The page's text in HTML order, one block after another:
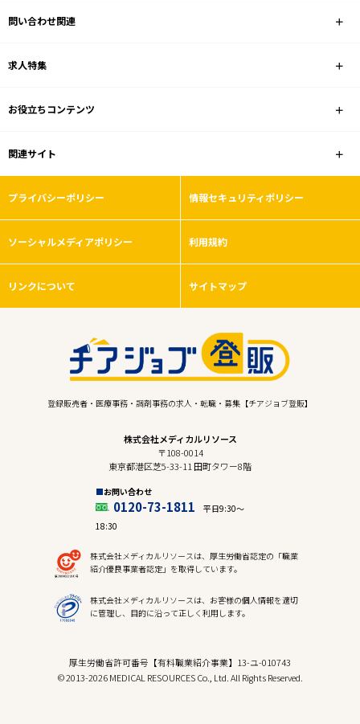
家電量販店
雇用形態
こだわり条件
フリーワード
問い合わせ関連
求人特集
お役立ちコンテンツ
関連サイト
プライバシーポリシー 情報セキュリティポリシー
ソーシャルメディアポリシー 利用規約
リンクについて サイトマップ
登録販売者・医療事務・調剤事務の求人・転職・募集【チアジョブ登販】
株式会社メディカルリソース
〒108-0014
東京都港区芝5-33-11 田町タワー8階
お問い合わせ
0120-73-1811
平日9:30〜
18:30
株式会社メディカルリソースは、厚生労働省認定の「職業
紹介優良事業者認定」を取得しています。
株式会社メディカルリソースは、お客様の個人情報を適切
に管理し、目的に沿って正しく利用します。
厚生労働省許可番号【有料職業紹介事業】13-ユ-010743
© 2013-2026 MEDICAL RESOURCES Co., Ltd. All Rights Reserved.